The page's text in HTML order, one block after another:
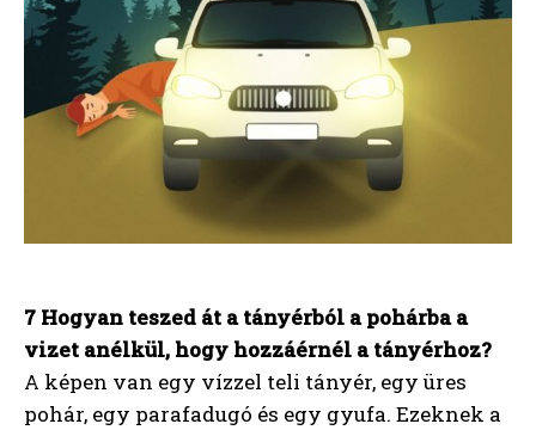
7 Hogyan teszed át a tányérból a pohárba a
vizet anélkül, hogy hozzáérnél a tányérhoz?
A képen van egy vízzel teli tányér, egy üres
pohár, egy parafadugó és egy gyufa. Ezeknek a